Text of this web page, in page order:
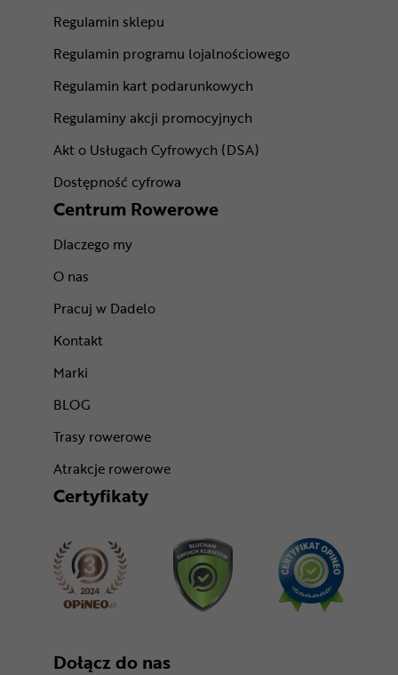
Regulamin sklepu
Regulamin programu lojalnościowego
Regulamin kart podarunkowych
Regulaminy akcji promocyjnych
Akt o Usługach Cyfrowych (DSA)
Dostępność cyfrowa
Centrum Rowerowe
Dlaczego my
O nas
Pracuj w Dadelo
Kontakt
Marki
BLOG
Trasy rowerowe
Atrakcje rowerowe
Certyfikaty
Dołącz do nas